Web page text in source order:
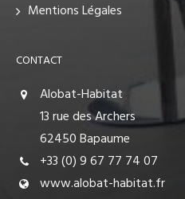
Mentions Légales
CONTACT
Alobat-Habitat
13 rue des Archers
62450 Bapaume
+33 (0) 9 67 77 74 07
www.alobat-habitat.fr